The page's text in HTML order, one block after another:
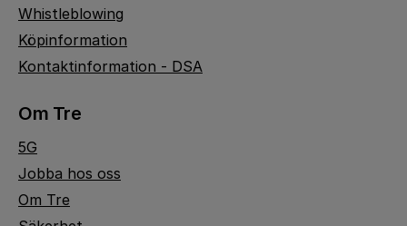
Whistleblowing
Köpinformation
Kontaktinformation - DSA
Om Tre
5G
Jobba hos oss
Om Tre